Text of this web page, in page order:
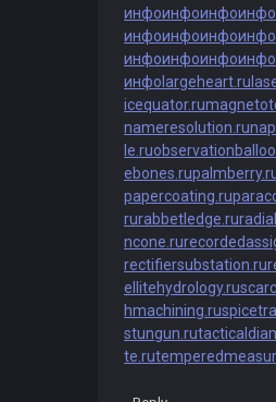
инфоинфоинфоинфо
инфоинфоинфоинфо
инфоинфоинфоинфо
инфо largeheart.ru
icequator.ru
nameresolution.ru
le.ru
ebones.ru
papercoating.ru
rurabbetledge.ru
ncone.ru
rectifiersubstation.ru
ellitehydrology.ru
hmachining.ru
stungun.ru
te.ru